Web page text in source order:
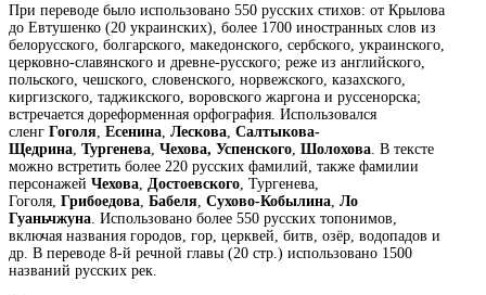
При переводе было использовано 550 русских стихов: от Крылова
до Евтушенко (20 украинских), более 1700 иностранных слов из
белорусского, болгарского, македонского, сербского, украинского,
церковно-славянского и древне-русского; реже из английского,
польского, чешского, словенского, норвежского, казахского,
киргизского, таджикского, воровского жаргона и руссенорска;
встречается дореформенная орфография. Использовался
сленг Гоголя Есенина Лескова Салтыкова-
Щедрина Тургенева Чехова, Успенского Шолохова . В тексте
можно встретить более 220 русских фамилий, также фамилии
персонажей Чехова Достоевского , Тургенева,
Гоголя, Грибоедова Бабеля Сухово-Кобылина Ло
Гуаньчжуна . Использовано более 550 русских топонимов,
включая названия городов, гор, церквей, битв, озёр, водопадов и
др. В переводе 8-й речной главы (20 стр.) использовано 1500
названий русских рек.